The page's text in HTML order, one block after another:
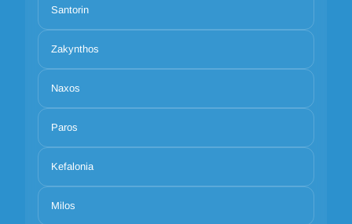
Santorin
Zakynthos
Naxos
Paros
Kefalonia
Milos